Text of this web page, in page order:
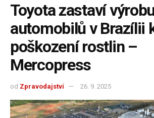
Toyota zastaví
automobilů v Brazílii
poškození rostlin –
Mercopress
od Zpravodajství 26. 9. 2025